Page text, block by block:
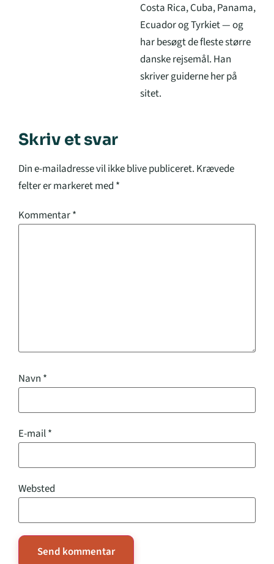
Costa Rica, Cuba, Panama,
Ecuador og Tyrkiet — og
har besøgt de fleste større
danske rejsemål. Han
skriver guiderne her på
sitet.
Skriv et svar
Din e-mailadresse vil ikke blive publiceret. Krævede
felter er markeret med *
Kommentar*
Navn *
E-mail*
Websted